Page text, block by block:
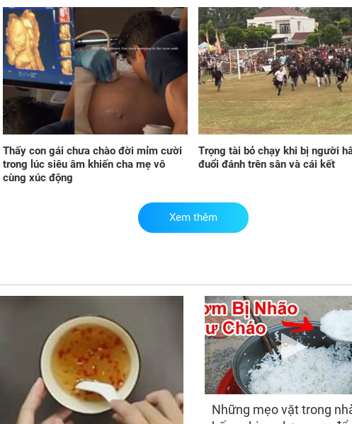
7/
'số
có
Thấy con gái chưa chào đời mỉm cười
trong lúc siêu âm khiến cha mẹ vô
cùng xúc động
Trọng tài bỏ chạy khi bị người
đuổi đánh trên sân và cái kết
Xem thêm
Những mẹo vặt trong